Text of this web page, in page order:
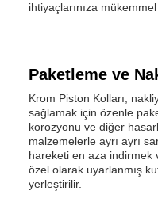
ihtiyaçlarınıza
Paketleme ve
Krom Piston Kolları,
sağlamak için özenle
korozyonu ve diğer
malzemelerle ayrı ayrı
hareketi en aza indirmek
özel olarak uyarlanmış
yerleştirilir.